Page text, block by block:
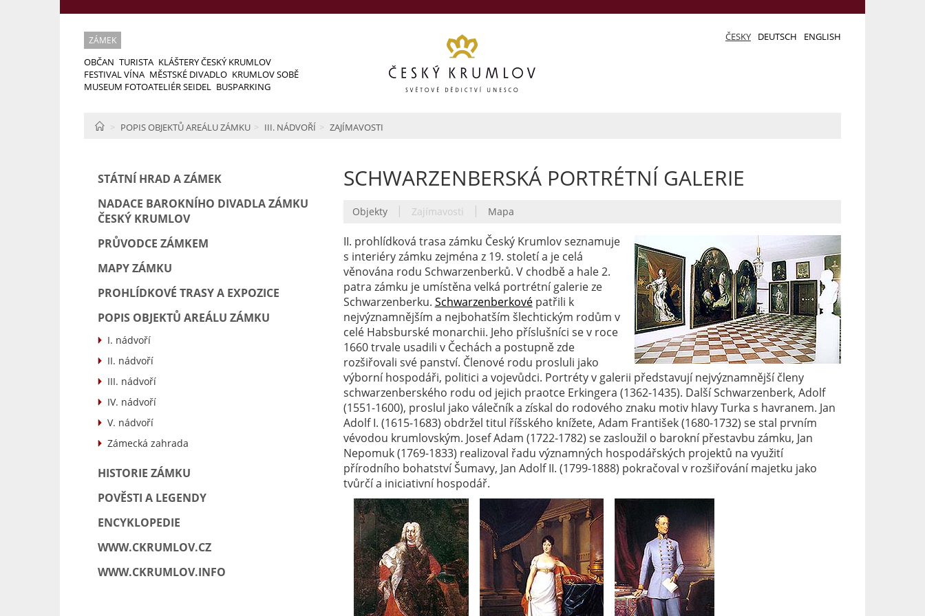
ZÁMEK
OBČAN TURISTA KLÁŠTERY ČESKÝ KRUMLOV
FESTIVAL VÍNA MĚSTSKÉ DIVADLO KRUMLOV SOBĚ
MUSEUM FOTOATELIÉR SEIDEL BUSPARKING
ČESKY DEUTSCH ENGLISH
HOMEPOPIS OBJEKTŮ AREÁLU ZÁMKU III. NÁDVOŘÍ ZAJÍMAVOSTI
STÁTNÍ HRAD A ZÁMEK
NADACE BAROKNÍHO DIVADLA ZÁMKU
ČESKÝ KRUMLOV
PRŮVODCE ZÁMKEM
MAPY ZÁMKU
PROHLÍDKOVÉ TRASY A EXPOZICE
POPIS OBJEKTŮ AREÁLU ZÁMKU
I. nádvoří
II. nádvoří
III. nádvoří
IV. nádvoří
V. nádvoří
Zámecká zahrada
HISTORIE ZÁMKU
POVĚSTI A LEGENDY
ENCYKLOPEDIE
WWW.CKRUMLOV.CZ
WWW.CKRUMLOV.INFO
SCHWARZENBERSKÁ PORTRÉTNÍ GALERIE
Objekty | Zajímavosti | Mapa
II. prohlídková trasa zámku Český Krumlov seznamuje
s interiéry zámku zejména z 19. století a je celá
věnována rodu Schwarzenberků. V chodbě a hale 2.
patra zámku je umístěna velká portrétní galerie ze
Schwarzenberku. Schwarzenberkovépatřili k
nejvýznamnějším a nejbohatším šlechtickým rodům v
celé Habsburské monarchii. Jeho příslušníci se v roce
1660 trvale usadili v Čechách a postupně zde
rozšiřovali své panství. Členové rodu prosluli jako
výborní hospodáři, politici a vojevůdci. Portréty v galerii představují nejvýznamnější členy
schwarzenberského rodu od jejich praotce Erkingera (1362-1435). Další Schwarzenberk, Adolf
(1551-1600), proslul jako válečník a získal do rodového znaku motiv hlavy Turka s havranem. Jan
Adolf I. (1615-1683) obdržel titul říšského knížete, Adam František (1680-1732) se stal prvním
vévodou krumlovským. Josef Adam (1722-1782) se zasloužil o barokní přestavbu zámku, Jan
Nepomuk (1769-1833) realizoval řadu významných hospodářských projektů na využití
přírodního bohatství Šumavy, Jan Adolf II. (1799-1888) pokračoval v rozšiřování majetku jako
tvůrčí a iniciativní hospodář.